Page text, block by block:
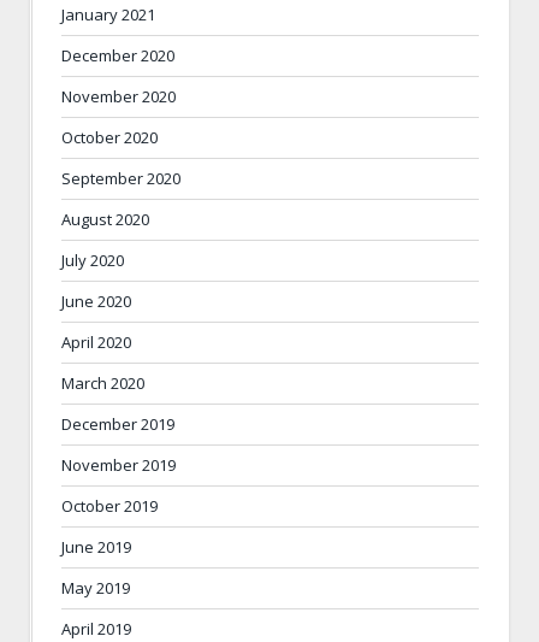
January 2021
December 2020
November 2020
October 2020
September 2020
August 2020
July 2020
June 2020
April 2020
March 2020
December 2019
November 2019
October 2019
June 2019
May 2019
April 2019